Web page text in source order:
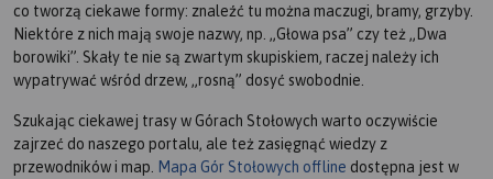
co tworzą ciekawe formy: znaleźć tu można maczugi, bramy, grzyby.
Niektóre z nich mają swoje nazwy, np. „Głowa psa” czy też „Dwa
borowiki”. Skały te nie są zwartym skupiskiem, raczej należy ich
wypatrywać wśród drzew, „rosną” dosyć swobodnie.
Szukając ciekawej trasy w Górach Stołowych warto oczywiście
zajrzeć do naszego portalu, ale też zasięgnąć wiedzy z
przewodników i map.
Mapa Gór Stołowych offline dostępna jest w